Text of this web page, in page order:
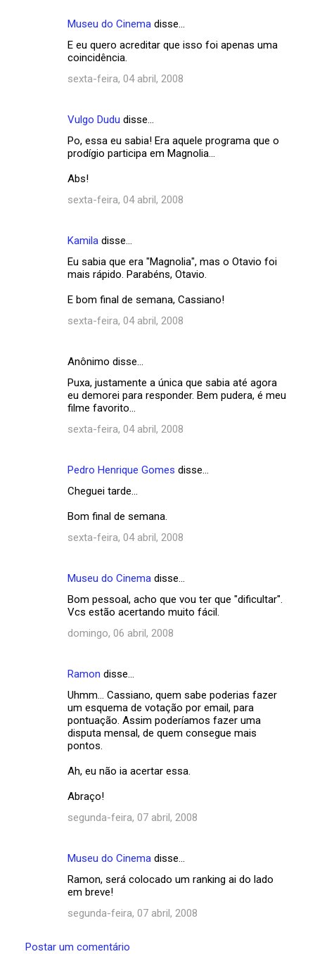
Museu do Cinema disse…
E eu quero acreditar que isso foi apenas uma
coincidência.
sexta-feira, 04 abril, 2008
Vulgo Dudu disse…
Po, essa eu sabia! Era aquele programa que o
prodígio participa em Magnolia...
Abs!
sexta-feira, 04 abril, 2008
Kamila disse…
Eu sabia que era "Magnolia", mas o Otavio foi
mais rápido. Parabéns, Otavio.
E bom final de semana, Cassiano!
sexta-feira, 04 abril, 2008
Anônimo disse…
Puxa, justamente a única que sabia até agora
eu demorei para responder. Bem pudera, é meu
filme favorito...
sexta-feira, 04 abril, 2008
Pedro Henrique Gomes disse…
Cheguei tarde...
Bom final de semana.
sexta-feira, 04 abril, 2008
Museu do Cinema disse…
Bom pessoal, acho que vou ter que "dificultar".
Vcs estão acertando muito fácil.
domingo, 06 abril, 2008
Ramon disse…
Uhmm... Cassiano, quem sabe poderias fazer
um esquema de votação por email, para
pontuação. Assim poderíamos fazer uma
disputa mensal, de quem consegue mais
pontos.
Ah, eu não ia acertar essa.
Abraço!
segunda-feira, 07 abril, 2008
Museu do Cinema disse…
Ramon, será colocado um ranking ai do lado
em breve!
segunda-feira, 07 abril, 2008
Postar um comentário